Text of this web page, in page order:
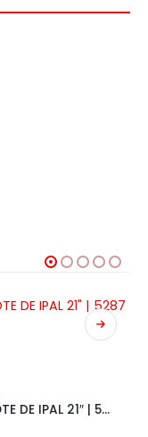
BIGOTE DE IPAL 21″ | 5287